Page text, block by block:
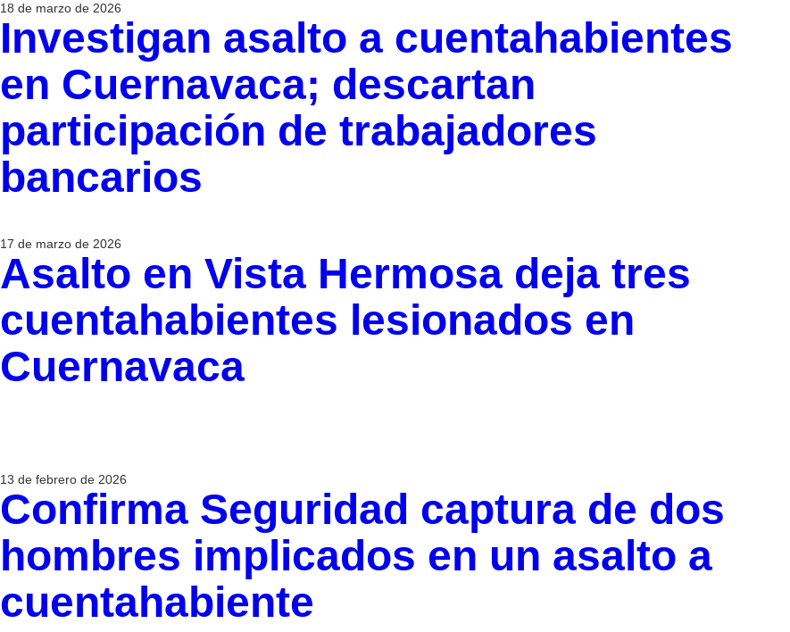
18 de marzo de 2026
Investigan asalto a cuentahabientes
en Cuernavaca; descartan
participación de trabajadores
bancarios
17 de marzo de 2026
Asalto en Vista Hermosa deja tres
cuentahabientes lesionados en
Cuernavaca
13 de febrero de 2026
Confirma Seguridad captura de dos
hombres implicados en un asalto a
cuentahabiente